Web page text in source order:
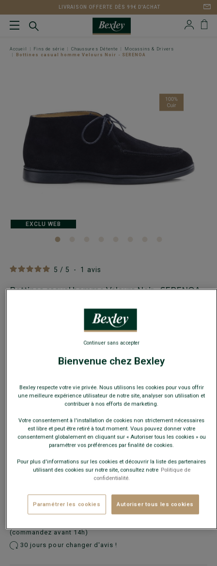
LIVRAISON OFFERTE DÈS 99€ D'ACHAT
Accueil Fins de série Chaussures Détente
Mocassins & Drivers
Bottines casual homme Velours Noir - SERENOA
5 / 5 - 1 avis
Bottines casual homme Velours Noir - SERENOA
FINS DE SÉRIE
Payez en plusieurs fois dès 199€ d'achat
COULEURS DISPONIBLES
En cas d'hésitation, choisir la pointure au-dessus de votre
pointure habituelle.
Guide des tailles
+ AJOUTER AU PANIER
(commandez avant 14h)
30 jours pour changer d'avis !
EXCLU WEB
Bienvenue chez Bexley
Bexley respecte votre vie privée. Nous utilisons les cookies pour vous offrir
une meilleure expérience utilisateur de notre site, analyser son utilisation et
contribuer à nos efforts de marketing.
Votre consentement à l'installation de cookies non strictement nécessaires
est libre et peut être retiré à tout moment. Vous pouvez donner votre
consentement globalement en cliquant sur « Autoriser tous les cookies » ou
paramétrer vos préférences par finalité de cookies.
Pour plus d'informations sur les cookies et découvrir la liste des partenaires
utilisant des cookies sur notre site, consultez notre Politique de
confidentialité.
Paramétrer les cookies Autoriser tous les cookies
Continuer sans accepter